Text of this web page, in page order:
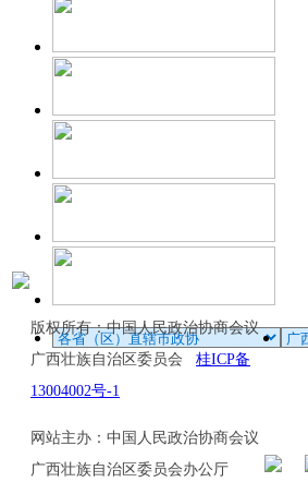
版权所有：中国人民政治协商会议
广西壮族自治区委员会 桂ICP备
13004002号-1
网站主办：中国人民政治协商会议
广西壮族自治区委员会办公厅